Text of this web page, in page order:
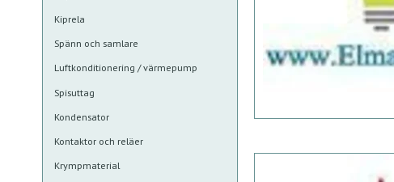
Kiprela
Spänn och samlare
Luftkonditionering / värmepump
Spisuttag
Kondensator
Kontaktor och reläer
Krympmaterial